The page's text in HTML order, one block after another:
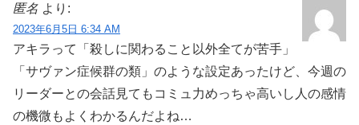
匿名 より:
2023年6月5日 6:34 AM
アキラって「殺しに関わること以外全てが苦手」
「サヴァン症候群の類」のような設定あったけど、今週の
リーダーとの会話見てもコミュ力めっちゃ高いし人の感情
の機微もよくわかるんだよね…